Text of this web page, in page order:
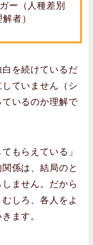
ー（人種差別
者）
を続けているだ
ていません（シ
いるのか理解で
もらえている」
係は、結局のと
ません。だから
しろ、各人をよ
ます。